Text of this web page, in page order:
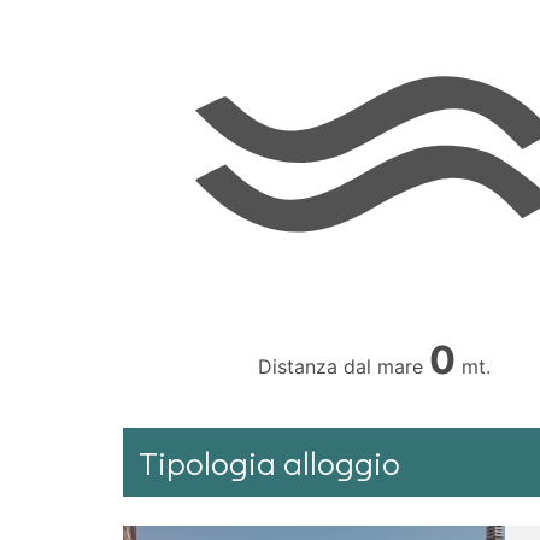
Distanza dal mare 0 mt.
Tipologia alloggio